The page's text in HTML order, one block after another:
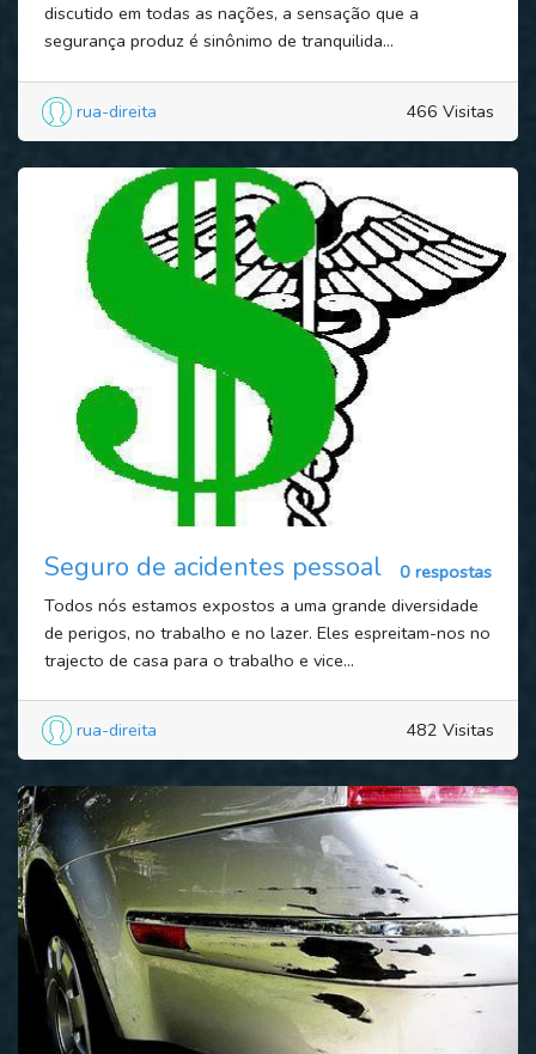
discutido em todas as nações, a sensação que a
segurança produz é sinônimo de tranquilida...
rua-direita 466 Visitas
Seguro de acidentes pessoal
0 respostas
Todos nós estamos expostos a uma grande diversidade
de perigos, no trabalho e no lazer. Eles espreitam-nos no
trajecto de casa para o trabalho e vice...
rua-direita 482 Visitas